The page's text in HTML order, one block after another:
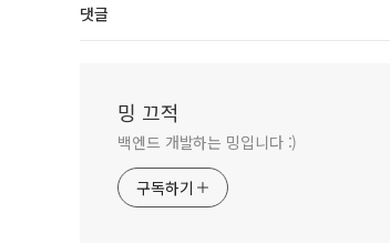
댓글
밍 끄적
백엔드 개발하는 밍입니다 :)
구독하기